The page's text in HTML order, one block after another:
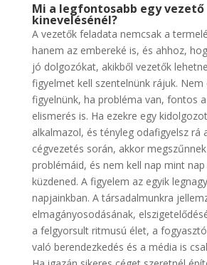
Mi a legfontosabb egy vezető
kinevelésénél?
A vezetők feladata nemcsak a
hanem az embereké is, és ahhoz,
jó dolgozókat, akikből vezetők
figyelmet kell szentelnünk rájuk. Nem
figyelnünk, ha probléma van, fontos
elismerés is. Ha ezekre egy
alkalmazol, és tényleg odafigyelsz rá
cégvezetés során, akkor
problémáid, és nem kell nap mint
küzdened. A figyelem az egyik
napjainkban. A társadalmunkra
elmagányosodásának,
a felgyorsult ritmusú élet, a
való berendezkedés és a média is